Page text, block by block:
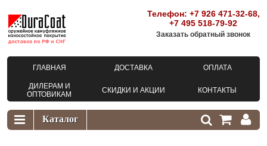
Телефон: +7 926 471-32-68,
+7 495 518-79-92
Заказать обратный звонок
ГЛАВНАЯ ДОСТАВКА ОПЛАТА
ДИЛЕРАМ И
ОПТОВИКАМ
СКИДКИ И АКЦИИ КОНТАКТЫ